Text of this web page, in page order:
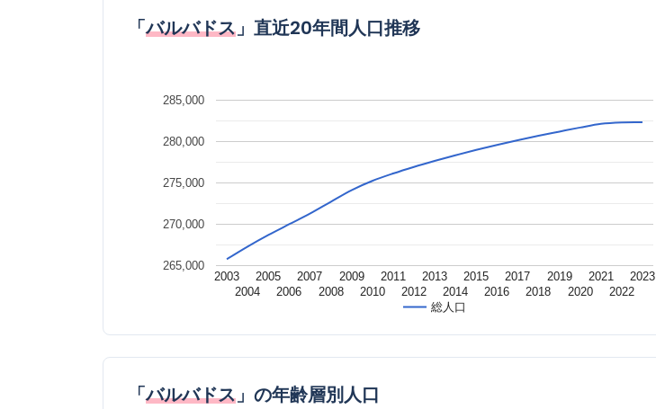
「バルバドス」直近20年間人口推移
総人口
2003
2004
2005
2006
2007
2008
2009
2010
2011
2012
2013
2014
2015
2016
2017
2018
2019
2020
2021
2022
2023
265,000
270,000
275,000
280,000
285,000
「バルバドス」の年齢層別人口